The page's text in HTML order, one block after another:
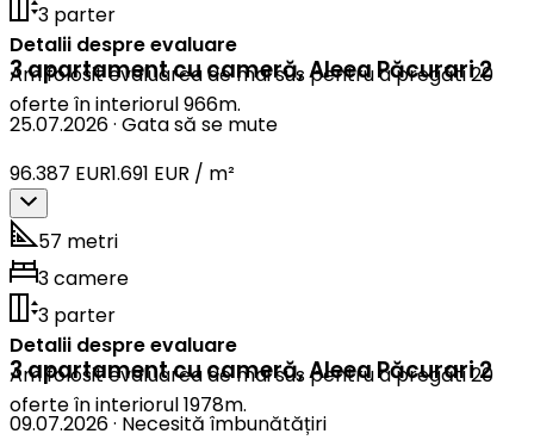
3 parter
Detalii despre evaluare
Am folosit evaluarea de mai sus pentru a pregăti 20
oferte în interiorul 966m.
3 apartament cu cameră,Aleea Păcurari 2
25.07.2026· Gata să se mute
96.387 EUR1.691 EUR / m²
57 metri
3 camere
3 parter
Detalii despre evaluare
Am folosit evaluarea de mai sus pentru a pregăti 20
oferte în interiorul 1978m.
3 apartament cu cameră,Aleea Păcurari 2
09.07.2026· Necesită îmbunătățiri